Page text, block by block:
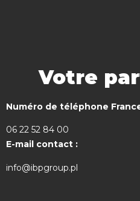
Votre
Numéro de téléphone
06 22 52 84 00
E-mail contact :
info@ibpgroup.pl